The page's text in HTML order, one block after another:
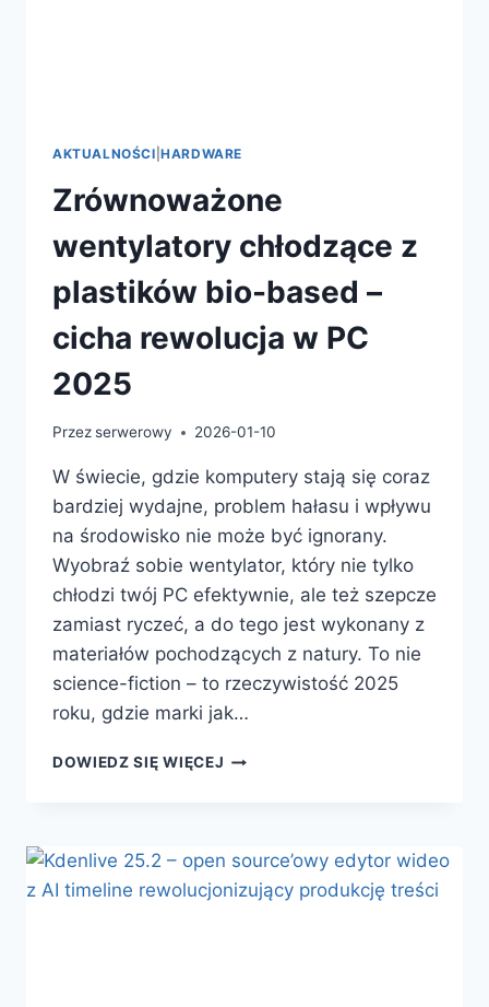
INTEGRACJĄ
AKTUALNOŚCI |HARDWARE
Zrównoważone
wentylatory chłodzące z
plastików bio-based –
cicha rewolucja w PC
2025
Przezserwerowy 2026-01-10
W świecie, gdzie komputery stają się coraz
bardziej wydajne, problem hałasu i wpływu
na środowisko nie może być ignorany.
Wyobraź sobie wentylator, który nie tylko
chłodzi twój PC efektywnie, ale też szepcze
zamiast ryczeć, a do tego jest wykonany z
materiałów pochodzących z natury. To nie
science-fiction – to rzeczywistość 2025
roku, gdzie marki jak…
DOWIEDZ SIĘ WIĘCEJ ZRÓWNOWAŻONE
PLASTIKÓW
BIO-
BASED